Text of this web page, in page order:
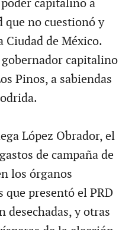
capitalino a
que no cuestionó y
Ciudad de México.
capitalino
Pinos, a sabiendas
López Obrador, el
de campaña de
los órganos
que presentó el PRD
desechadas, y otras